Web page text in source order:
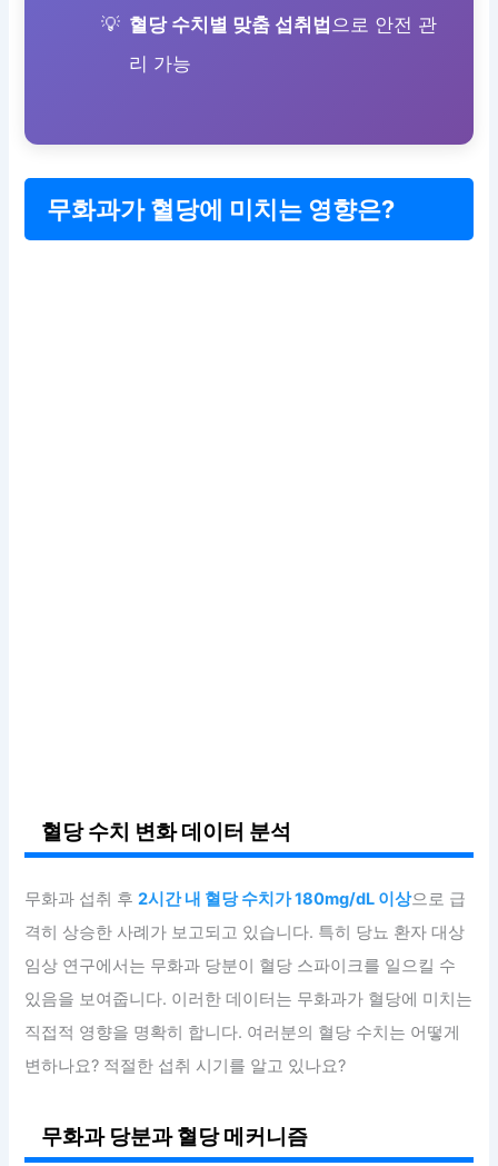
혈당 수치별 맞춤 섭취법 으로 안전 관
리 가능
무화과가 혈당에 미치는 영향은?
혈당 수치 변화 데이터 분석
무화과 섭취 후2시간 내 혈당 수치가 180mg/dL 이상으로 급
격히 상승한 사례가 보고되고 있습니다. 특히 당뇨 환자 대상
임상 연구에서는 무화과 당분이 혈당 스파이크를 일으킬 수
있음을 보여줍니다. 이러한 데이터는 무화과가 혈당에 미치는
직접적 영향을 명확히 합니다. 여러분의 혈당 수치는 어떻게
변하나요? 적절한 섭취 시기를 알고 있나요?
무화과 당분과 혈당 메커니즘